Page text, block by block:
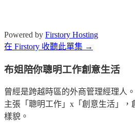
Powered by Firstory Hosting
在 Firstory 收聽此單集 →
布姐陪你聰明工作創意生活
曾經是跨越時區的外商管理經理人
主張「聰明工作」x「創意生活」，
樣貌。